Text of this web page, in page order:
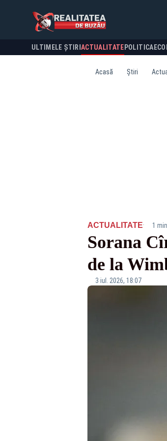
ULTIMELE ȘTIRI ACTUALITATE POLITICA
Acasă Știri
ACTUALITATE· 1
Sorana
de la
3 iul. 2026, 18:07